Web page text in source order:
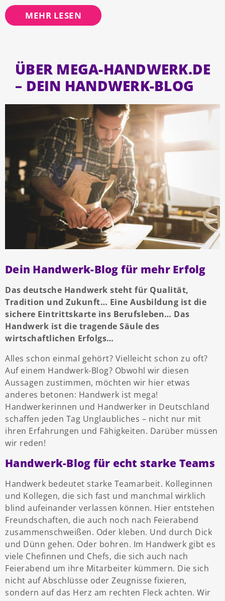
MEHR LESEN
ÜBER MEGA-HANDWERK.DE
– DEIN HANDWERK-BLOG
Dein Handwerk-Blog für mehr Erfolg
Das deutsche Handwerk steht für Qualität,
Tradition und Zukunft… Eine Ausbildung ist die
sichere Eintrittskarte ins Berufsleben… Das
Handwerk ist die tragende Säule des
wirtschaftlichen Erfolgs…
Alles schon einmal gehört? Vielleicht schon zu oft?
Auf einem Handwerk-Blog? Obwohl wir diesen
Aussagen zustimmen, möchten wir hier etwas
anderes betonen: Handwerk ist mega!
Handwerkerinnen und Handwerker in Deutschland
schaffen jeden Tag Unglaubliches – nicht nur mit
ihren Erfahrungen und Fähigkeiten. Darüber müssen
wir reden!
Handwerk-Blog für echt starke Teams
Handwerk bedeutet starke Teamarbeit. Kolleginnen
und Kollegen, die sich fast und manchmal wirklich
blind aufeinander verlassen können. Hier entstehen
Freundschaften, die auch noch nach Feierabend
zusammenschweißen. Oder kleben. Und durch Dick
und Dünn gehen. Oder bohren. Im Handwerk gibt es
viele Chefinnen und Chefs, die sich auch nach
Feierabend um ihre Mitarbeiter kümmern. Die sich
nicht auf Abschlüsse oder Zeugnisse fixieren,
sondern auf das Herz am rechten Fleck achten. Wir